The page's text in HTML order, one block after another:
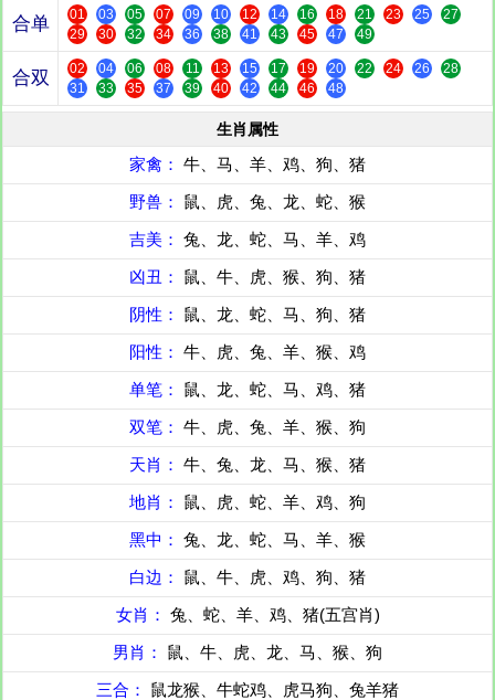
合单 01 03 05 07 09 10 12 14 16 18 21 23 25
27
29
30 32 34 36 38 41 43 45 47 49
合双 02 04 06 08 11 13 15 17 19 20 22 24 26
28
31
33 35 37 39 40 42 44 46 48
生肖属性
家禽： 牛、马、羊、鸡、狗、猪
野兽： 鼠、虎、兔、龙、蛇、猴
吉美： 兔、龙、蛇、马、羊、鸡
凶丑： 鼠、牛、虎、猴、狗、猪
阴性： 鼠、龙、蛇、马、狗、猪
阳性： 牛、虎、兔、羊、猴、鸡
单笔： 鼠、龙、蛇、马、鸡、猪
双笔： 牛、虎、兔、羊、猴、狗
天肖： 牛、兔、龙、马、猴、猪
地肖： 鼠、虎、蛇、羊、鸡、狗
黑中： 兔、龙、蛇、马、羊、猴
白边： 鼠、牛、虎、鸡、狗、猪
女肖： 兔、蛇、羊、鸡、猪(五宫肖)
男肖： 鼠、牛、虎、龙、马、猴、狗
三合： 鼠龙猴、牛蛇鸡、虎马狗、兔羊猪